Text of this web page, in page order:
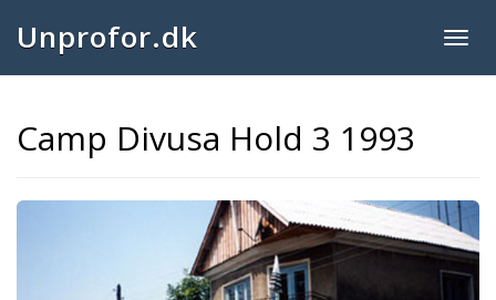
Unprofor.dk
Camp Divusa Hold 3 1993
Previous Next